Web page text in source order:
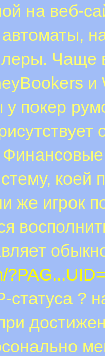
на веб-
автоматы,
Чаще
у покер
коей
же игрок
статуса ?